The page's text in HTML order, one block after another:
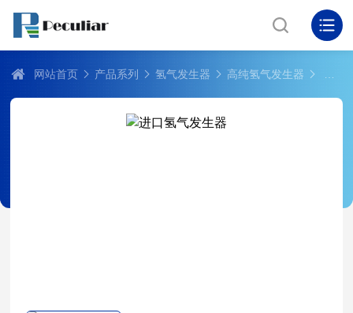
网站首页 产品系列 氢气发生器 高纯氢气发生器